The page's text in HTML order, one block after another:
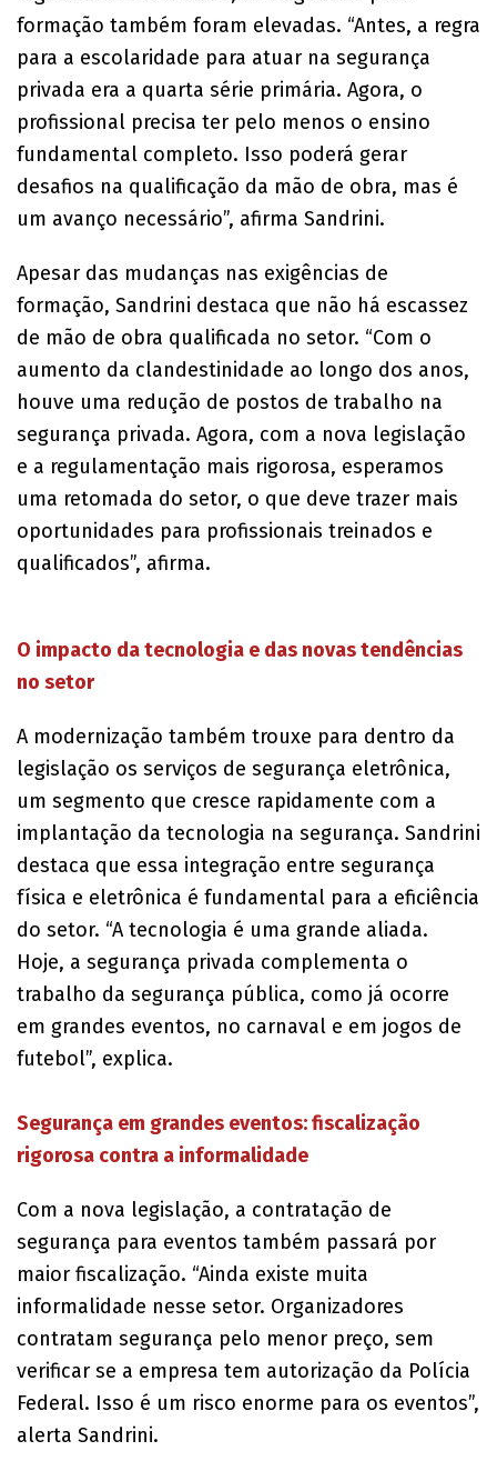
formação também foram elevadas. “Antes, a regra
para a escolaridade para atuar na segurança
privada era a quarta série primária. Agora, o
profissional precisa ter pelo menos o ensino
fundamental completo. Isso poderá gerar
desafios na qualificação da mão de obra, mas é
um avanço necessário”, afirma Sandrini.
Apesar das mudanças nas exigências de
formação, Sandrini destaca que não há escassez
de mão de obra qualificada no setor. “Com o
aumento da clandestinidade ao longo dos anos,
houve uma redução de postos de trabalho na
segurança privada. Agora, com a nova legislação
e a regulamentação mais rigorosa, esperamos
uma retomada do setor, o que deve trazer mais
oportunidades para profissionais treinados e
qualificados”, afirma.
O impacto da tecnologia e das novas tendências
no setor
A modernização também trouxe para dentro da
legislação os serviços de segurança eletrônica,
um segmento que cresce rapidamente com a
implantação da tecnologia na segurança. Sandrini
destaca que essa integração entre segurança
física e eletrônica é fundamental para a eficiência
do setor. “A tecnologia é uma grande aliada.
Hoje, a segurança privada complementa o
trabalho da segurança pública, como já ocorre
em grandes eventos, no carnaval e em jogos de
futebol”, explica.
Segurança em grandes eventos: fiscalização
rigorosa contra a informalidade
Com a nova legislação, a contratação de
segurança para eventos também passará por
maior fiscalização. “Ainda existe muita
informalidade nesse setor. Organizadores
contratam segurança pelo menor preço, sem
verificar se a empresa tem autorização da Polícia
Federal. Isso é um risco enorme para os eventos”,
alerta Sandrini.